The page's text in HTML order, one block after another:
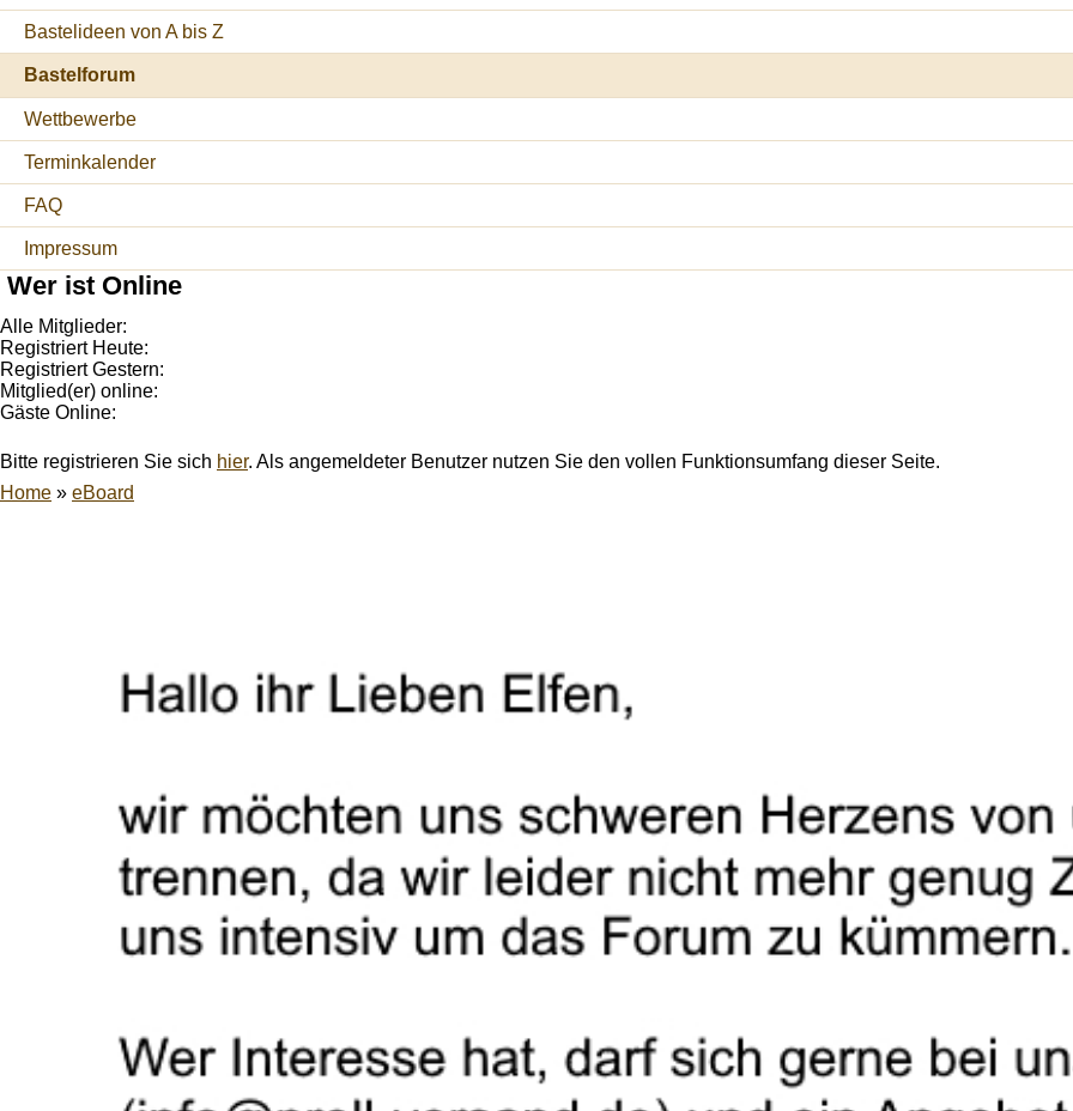
Bastelideen von A bis Z
Bastelforum
Wettbewerbe
Terminkalender
FAQ
Impressum
Wer ist Online
Alle Mitglieder:
Registriert Heute:
Registriert Gestern:
Mitglied(er) online:
Gäste Online:
Bitte registrieren Sie sich hier. Als angemeldeter Benutzer nutzen Sie den vollen Funktionsumfang dieser Seite.
Home » eBoard